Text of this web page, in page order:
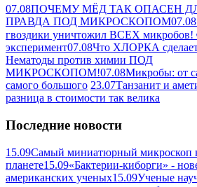
07.08ПОЧЕМУ МЁД ТАК ОПАСЕН
ПРАВДА ПОД МИКРОСКОПОМ07.08
гвоздики уничтожил ВСЕХ микробов!
эксперимент07.08Что ХЛОРКА
Нематоды против химии ПОД
МИКРОСКОПОМ!07.08Микробы: от
самого большого 23.07Танзанит и
разница в стоимости так велика
Последние новости
15.09Самый миниатюрный микроскоп
планете15.09«Бактерии-киборги» -
американских ученых15.09Ученые